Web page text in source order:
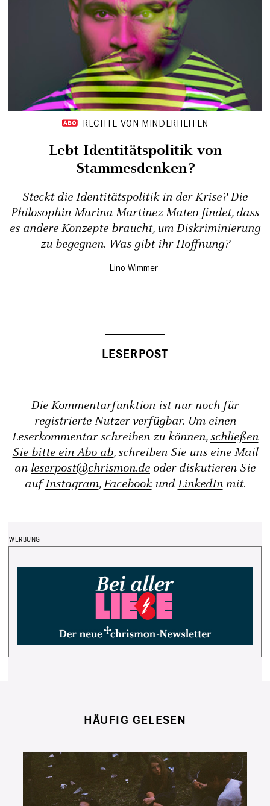
RECHTE VON MINDERHEITEN
Lebt Identitätspolitik von
Stammesdenken?
Steckt die Identitätspolitik in der Krise? Die
Philosophin Marina Martinez Mateo findet, dass
es andere Konzepte braucht, um Diskriminierung
zu begegnen. Was gibt ihr Hoffnung?
Lino Wimmer
Die Kommentarfunktion ist nur noch für
registrierte Nutzer verfügbar. Um einen
Leserkommentar schreiben zu können,schließen
Sie bitte ein Abo ab, schreiben Sie uns eine Mail
an leserpost@chrismon.de oder diskutieren Sie
aufInstagram,FacebookundLinkedInmit.
HÄUFIG GELESEN